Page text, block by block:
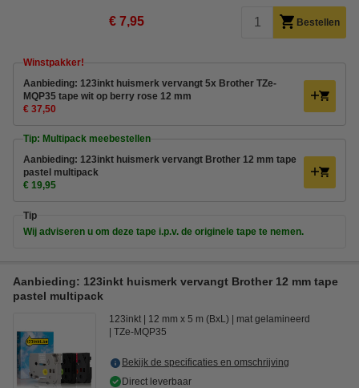
€ 7,95 Bestellen
Winstpakker!
Aanbieding: 123inkt huismerk vervangt 5x Brother TZe-
MQP35 tape wit op berry rose 12 mm
€ 37,50
Tip: Multipack meebestellen
Aanbieding: 123inkt huismerk vervangt Brother 12 mm tape
pastel multipack
€ 19,95
Tip
Wij adviseren u om deze tape i.p.v. de originele tape te nemen.
Aanbieding: 123inkt huismerk vervangt Brother 12 mm tape
pastel multipack
123inkt 12 mm x 5 m (BxL)
mat gelamineerd
TZe-MQP35
Bekijk de specificaties en omschrijving
Direct leverbaar